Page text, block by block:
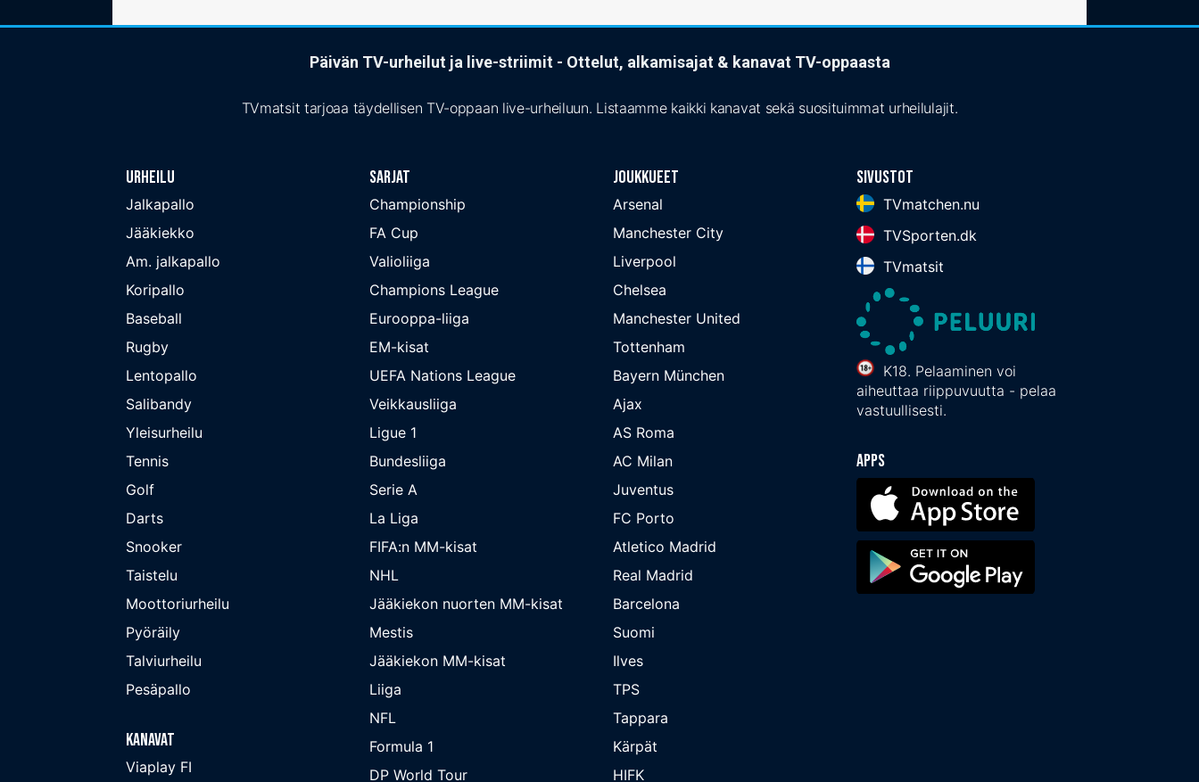
Päivän TV-urheilut ja live-striimit - Ottelut, alkamisajat & kanavat TV-oppaasta
TVmatsit tarjoaa täydellisen TV-oppaan live-urheiluun. Listaamme kaikki kanavat sekä suosituimmat urheilulajit.
Urheilu
Jalkapallo
Jääkiekko
Am. jalkapallo
Koripallo
Baseball
Rugby
Lentopallo
Salibandy
Yleisurheilu
Tennis
Golf
Darts
Snooker
Taistelu
Moottoriurheilu
Pyöräily
Talviurheilu
Pesäpallo
Kanavat
Viaplay FI
Sarjat
Championship
FA Cup
Valioliiga
Champions League
Eurooppa-liiga
EM-kisat
UEFA Nations League
Veikkausliiga
Ligue 1
Bundesliiga
Serie A
La Liga
FIFA:n MM-kisat
NHL
Jääkiekon nuorten MM-kisat
Mestis
Jääkiekon MM-kisat
Liiga
NFL
Formula 1
DP World Tour
Joukkueet
Arsenal
Manchester City
Liverpool
Chelsea
Manchester United
Tottenham
Bayern München
Ajax
AS Roma
AC Milan
Juventus
FC Porto
Atletico Madrid
Real Madrid
Barcelona
Suomi
Ilves
TPS
Tappara
Kärpät
HIFK
Sivustot
TVmatchen.nu
TVSporten.dk
TVmatsit
K18. Pelaaminen voi
aiheuttaa riippuvuutta - pelaa
vastuullisesti.
Apps